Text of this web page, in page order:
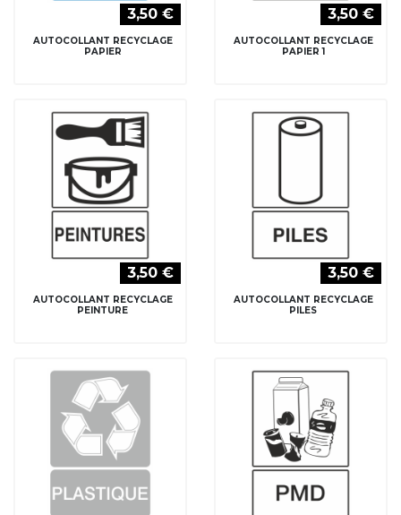
3,50 €
AUTOCOLLANT RECYCLAGE
PAPIER
3,50 €
AUTOCOLLANT RECYCLAGE
PAPIER 1
3,50 €
AUTOCOLLANT RECYCLAGE
PEINTURE
3,50 €
AUTOCOLLANT RECYCLAGE
PILES